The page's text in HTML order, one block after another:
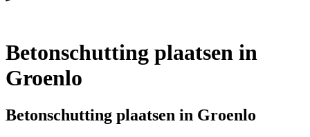
Betonschutting plaatsen in
Groenlo
Betonschutting plaatsen in Groenlo